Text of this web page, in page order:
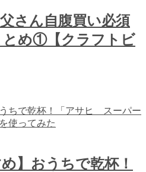
父さん自腹買い必須
とめ①【クラフトビ
】おうちで乾杯！